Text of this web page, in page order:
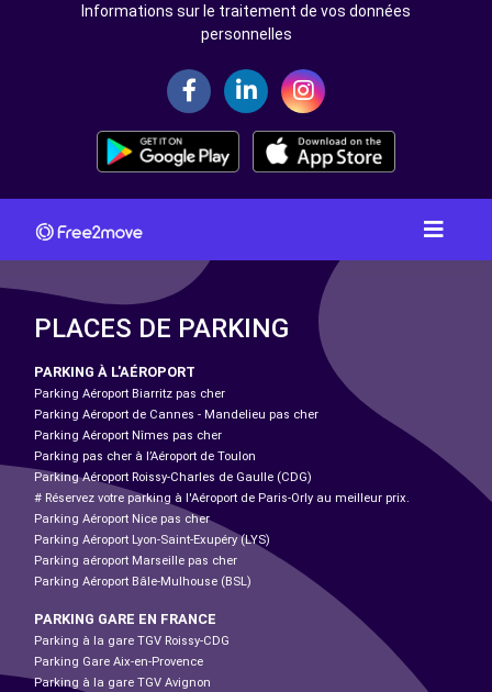
Informations sur le traitement de vos données
personnelles
PLACES DE PARKING
PARKING À L'AÉROPORT
Parking Aéroport Biarritz pas cher
Parking Aéroport de Cannes - Mandelieu pas cher
Parking Aéroport Nîmes pas cher
Parking pas cher à l’Aéroport de Toulon
Parking Aéroport Roissy-Charles de Gaulle (CDG)
# Réservez votre parking à l'Aéroport de Paris-Orly au meilleur prix.
Parking Aéroport Nice pas cher
Parking Aéroport Lyon-Saint-Exupéry (LYS)
Parking aéroport Marseille pas cher
Parking Aéroport Bâle-Mulhouse (BSL)
PARKING GARE EN FRANCE
Parking à la gare TGV Roissy-CDG
Parking Gare Aix-en-Provence
Parking à la gare TGV Avignon